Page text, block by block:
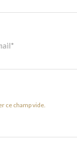
ce champ vide.